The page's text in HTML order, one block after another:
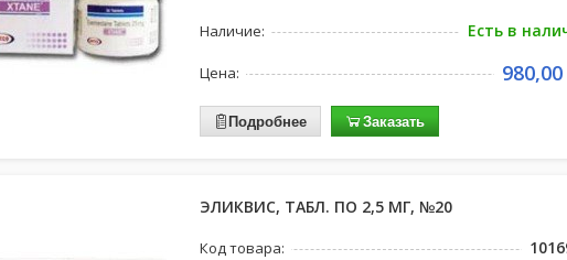
Наличие: Есть в
Цена: 980,00
Подробнее Заказать
ЭЛИКВИС, ТАБЛ. ПО 2,5 МГ, №20
Код товара: